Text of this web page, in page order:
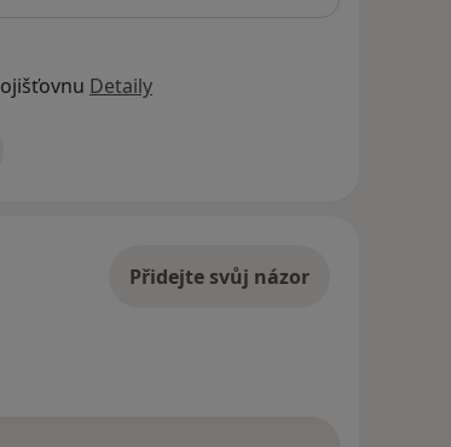
Detaily
Přidejte svůj názor